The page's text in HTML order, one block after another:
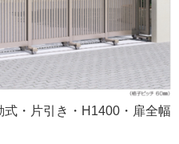
式・片引き・H1400・扉全幅